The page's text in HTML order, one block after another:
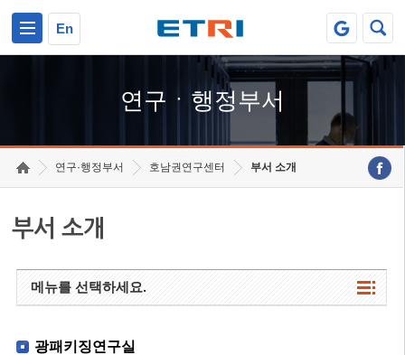
En
연구ㆍ행정부서
연구·행정부서 호남권연구센터 부서 소개
부서 소개
메뉴를 선택하세요.
광패키징연구실